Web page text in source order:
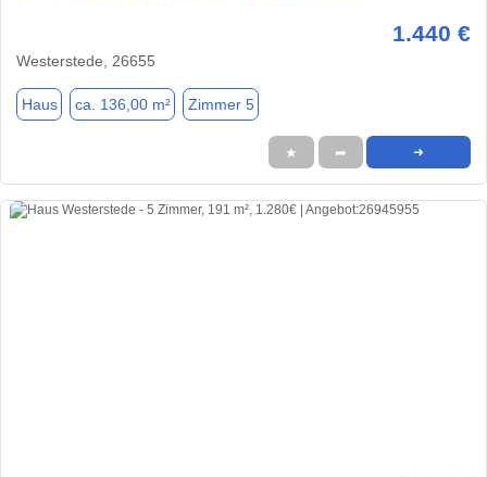
1.440 €
Westerstede, 26655
Haus ca. 136,00 m² Zimmer 5
★ ➦ ➜